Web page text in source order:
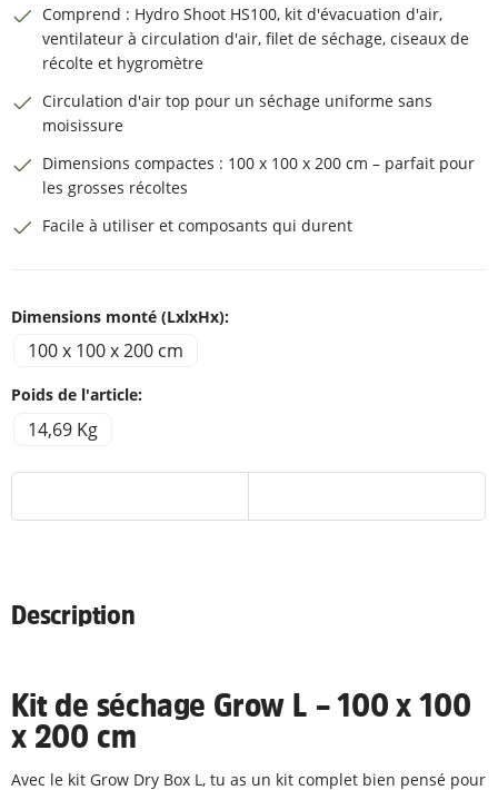
Comprend : Hydro Shoot HS100, kit d'évacuation d'air,
ventilateur à circulation d'air, filet de séchage, ciseaux de
récolte et hygromètre
Circulation d'air top pour un séchage uniforme sans
moisissure
Dimensions compactes : 100 x 100 x 200 cm – parfait pour
les grosses récoltes
Facile à utiliser et composants qui durent
Dimensions monté (LxlxHx):
100 x 100 x 200 cm
Poids de l'article:
14,69 Kg
Description
Kit de séchage Grow L – 100 x 100
x 200 cm
Avec le kit Grow Dry Box L, tu as un kit complet bien pensé pour